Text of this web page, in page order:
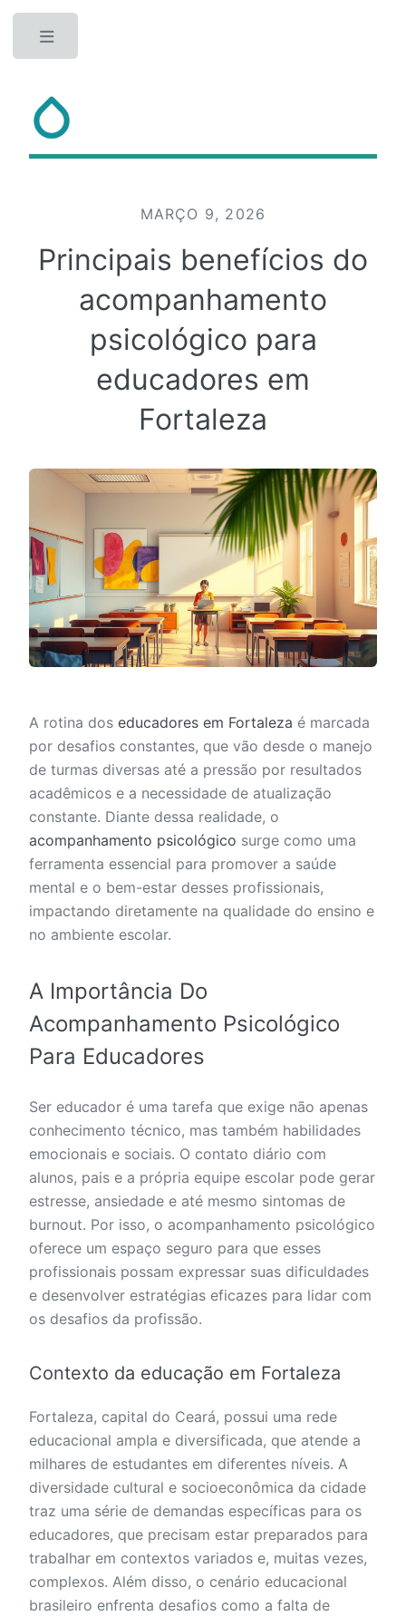
MARÇO 9, 2026
Principais benefícios do
acompanhamento
psicológico para
educadores em
Fortaleza
A rotina dos educadores em Fortaleza é marcada
por desafios constantes, que vão desde o manejo
de turmas diversas até a pressão por resultados
acadêmicos e a necessidade de atualização
constante. Diante dessa realidade, o
acompanhamento psicológico surge como uma
ferramenta essencial para promover a saúde
mental e o bem-estar desses profissionais,
impactando diretamente na qualidade do ensino e
no ambiente escolar.
A Importância Do
Acompanhamento Psicológico
Para Educadores
Ser educador é uma tarefa que exige não apenas
conhecimento técnico, mas também habilidades
emocionais e sociais. O contato diário com
alunos, pais e a própria equipe escolar pode gerar
estresse, ansiedade e até mesmo sintomas de
burnout. Por isso, o acompanhamento psicológico
oferece um espaço seguro para que esses
profissionais possam expressar suas dificuldades
e desenvolver estratégias eficazes para lidar com
os desafios da profissão.
Contexto da educação em Fortaleza
Fortaleza, capital do Ceará, possui uma rede
educacional ampla e diversificada, que atende a
milhares de estudantes em diferentes níveis. A
diversidade cultural e socioeconômica da cidade
traz uma série de demandas específicas para os
educadores, que precisam estar preparados para
trabalhar em contextos variados e, muitas vezes,
complexos. Além disso, o cenário educacional
brasileiro enfrenta desafios como a falta de